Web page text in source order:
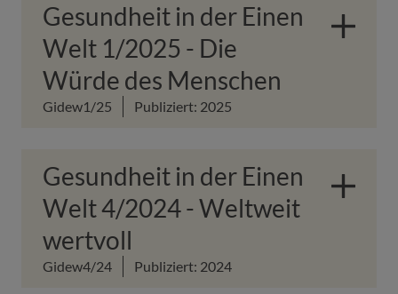
Gesundheit in der Einen
Welt 1/2025 - Die
Würde des Menschen
Gidew1/25 Publiziert: 2025
Gesundheit in der Einen
Welt 4/2024 - Weltweit
wertvoll
Gidew4/24 Publiziert: 2024